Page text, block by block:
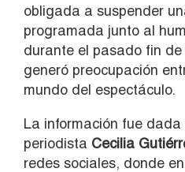
obligada a suspender
programada junto al
durante el pasado fin
generó preocupación
mundo del espectáculo.
La información fue dada
periodista Cecilia
redes sociales, donde